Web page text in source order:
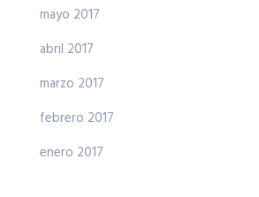
mayo 2017
abril 2017
marzo 2017
febrero 2017
enero 2017